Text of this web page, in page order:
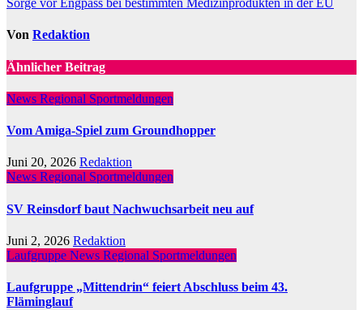
Sorge vor Engpass bei bestimmten Medizinprodukten in der EU
Von Redaktion
Ähnlicher Beitrag
News Regional Sportmeldungen
Vom Amiga-Spiel zum Groundhopper
Juni 20, 2026 Redaktion
News Regional Sportmeldungen
SV Reinsdorf baut Nachwuchsarbeit neu auf
Juni 2, 2026 Redaktion
Laufgruppe News Regional Sportmeldungen
Laufgruppe „Mittendrin“ feiert Abschluss beim 43.
Fläminglauf